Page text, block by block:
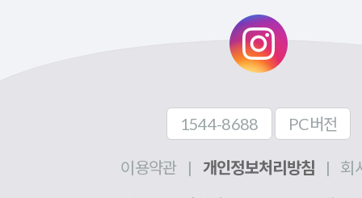
1544-8688 PC버전
이용약관 | 개인정보처리방침 |
회